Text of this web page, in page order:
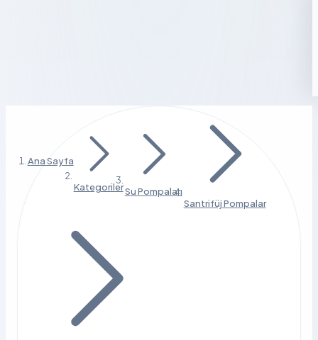
Ana Sayfa
KategorilerSu Pompaları
Santrifüj Pompalar